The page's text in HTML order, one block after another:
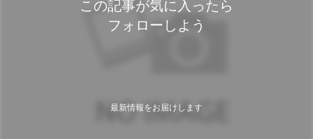
この記事が気に入ったら
フォローしよう
最新情報をお届けします